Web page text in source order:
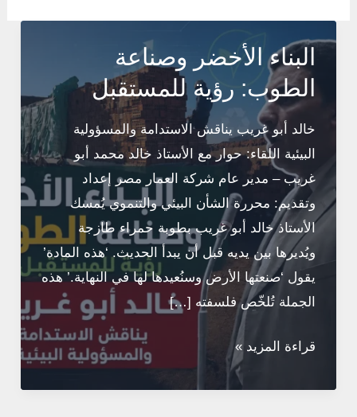
البناء الأخضر وصناعة
الطوب: رؤية للمستقبل
خالد أبو غريب يناقش الاستدامة والمسؤولية
البيئية اللقاء: حوار مع الأستاذ خالد محمد أبو
غريب – مدير عام شركة العمار مصر إعداد
وتقديم: محررة الشأن البيئي والتنموي يُمسك
الأستاذ خالد أبو غريب بطوبة حمراء طازجة
ويُديرها بين يديه قبل أن يبدأ الحديث. ‘هذه المادة’
يقول ‘صنعتها الأرض وسنُعيدها لها في النهاية.’ هذه
الجملة تُلخّص فلسفته […]
البناء
وصناعة
قراءة المزيد »